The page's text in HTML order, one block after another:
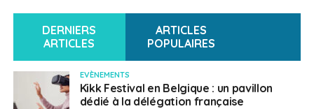
DERNIERS
ARTICLES
ARTICLES
POPULAIRES
EVÈNEMENTS
Kikk Festival en Belgique : un pavillon
dédié à la délégation française